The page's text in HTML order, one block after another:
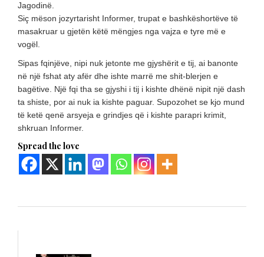
Jagodinë.
Siç mëson jozyrtarisht Informer, trupat e bashkëshortëve të
masakruar u gjetën këtë mëngjes nga vajza e tyre më e
vogël.
Sipas fqinjëve, nipi nuk jetonte me gjyshërit e tij, ai banonte
në një fshat aty afër dhe ishte marrë me shit-blerjen e
bagëtive. Një fqi tha se gjyshi i tij i kishte dhënë nipit një dash
ta shiste, por ai nuk ia kishte paguar. Supozohet se kjo mund
të ketë qenë arsyeja e grindjes që i kishte parapri krimit,
shkruan Informer.
Spread the love